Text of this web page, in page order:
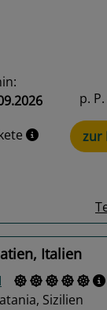
p. P.
zur
Italien
Sizilien